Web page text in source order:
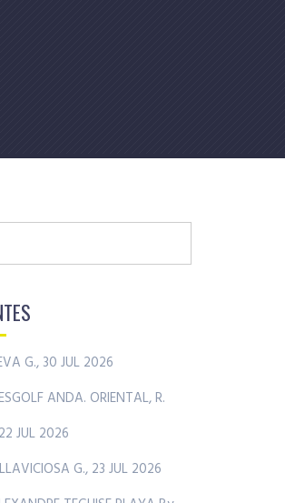
G., 30 JUL 2026
ANDA. ORIENTAL, R.
JUL 2026
G., 23 JUL 2026